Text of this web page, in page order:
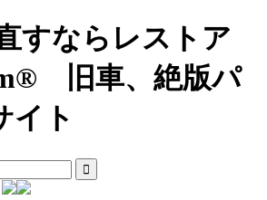
すならレストア
旧車、絶版パ
イト